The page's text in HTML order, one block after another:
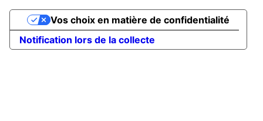
Notification lors de la collecte
Vos choix en matière de confidentialité